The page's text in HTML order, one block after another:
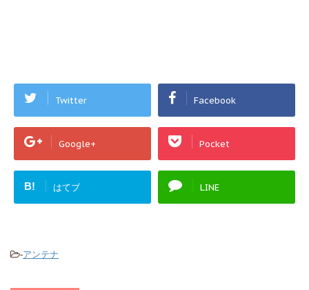
Twitter Facebook
Google+ Pocket
B! はてブ LINE
-アンテナ